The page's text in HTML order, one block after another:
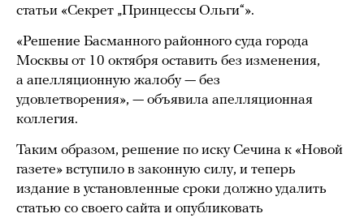
статьи «Секрет „Принцессы Ольги“».
«Решение Басманного районного суда города
Москвы от 10 октября оставить без изменения,
а апелляционную жалобу — без
удовлетворения», — объявила апелляционная
коллегия.
Таким образом, решение по иску Сечина к «Новой
газете» вступило в законную силу, и теперь
издание в установленные сроки должно удалить
статью со своего сайта и опубликовать